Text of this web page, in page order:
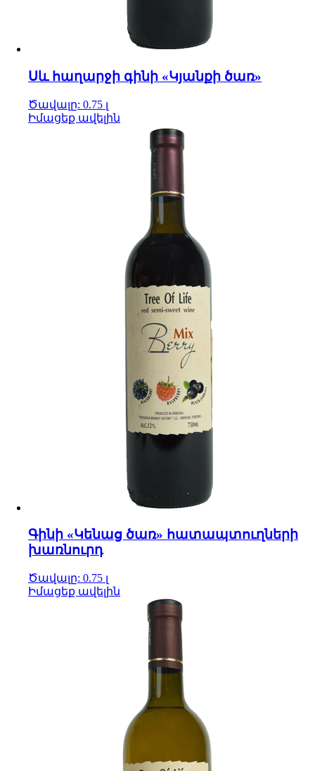
Սև հաղարջի գինի «Կյանքի ծառ»
Ծավալը: 0.75 լ
Իմացեք ավելին
Գինի «Կենաց ծառ» հատապտուղների
խառնուրդ
Ծավալը: 0.75 լ
Իմացեք ավելին